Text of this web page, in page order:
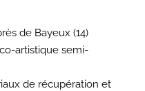
de Bayeux (14)
artistique semi-
de récupération et